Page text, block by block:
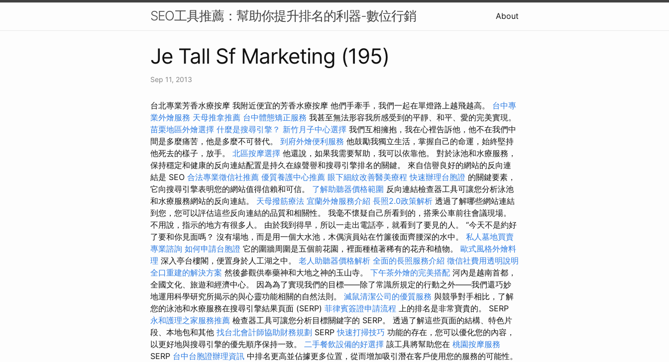
SEO工具推薦：幫助你提升排名的利器-數位行銷 About
Je Tall Sf Marketing (195)
Sep 11, 2013
台北專業芳香水療按摩 我附近便宜的芳香水療按摩 他們手牽手，我們一起在單燈路上越飛越高。 台中專
業外燴服務 天母推拿推薦 台中體態矯正服務 我甚至無法形容我所感受到的平靜、和平、愛的完美實現。
苗栗地區外燴選擇 什麼是搜尋引擎？ 新竹月子中心選擇 我們互相擁抱，我在心裡告訴他，他不在我們中
間是多麼痛苦，他是多麼不可替代。 到府外燴便利服務 他鼓勵我獨立生活，掌握自己的命運，始終堅持
他死去的樣子，放手。 北區按摩選擇 他還說，如果我需要幫助，我可以依靠他。 對於泳池和水療服務，
保持穩定和健康的反向連結配置是持久在線聲譽和搜尋引擎排名的關鍵。 來自信譽良好的網站的反向連
結是 SEO 合法專業徵信社推薦 優質養護中心推薦 眼下細紋改善醫美療程 快速辦理台胞證 的關鍵要素，
它向搜尋引擎表明您的網站值得信賴和可信。 了解助聽器價格範圍 反向連結檢查器工具可讓您分析泳池
和水療服務網站的反向連結。 天母撥筋療法 宜蘭外燴服務介紹 長照2.0政策解析 透過了解哪些網站連結
到您，您可以評估這些反向連結的品質和相關性。 我毫不懷疑自己所看到的，搭乘公車前往會議現場。
不用說，指示的地方有很多人。 由於我到得早，所以一走出電話亭，就看到了要見的人。 “今天不是約好
了要和你見面嗎？ 沒有場地，而是用一個大水池，木偶演員站在竹簾後面齊腰深的水中。 私人墓地買賣
專業諮詢 如何申請台胞證 它的圍牆周圍是五個前花園，裡面種植著稀有的花卉和植物。 歐式風格外燴料
理 深入亭台樓閣，便置身於人工湖之中。 老人助聽器價格解析 全面的長照服務介紹 徵信社費用透明說明
全口重建的解決方案 然後參觀供奉藥神和大地之神的玉山寺。 下午茶外燴的完美搭配 河內是越南首都，
全國文化、旅遊和經濟中心。 因為為了實現我們的目標——除了常識所規定的行動之外——我們還巧妙
地運用科學研究所揭示的與心靈功能相關的自然法則。 滅鼠清潔公司的優質服務 與競爭對手相比，了解
您的泳池和水療服務在搜尋引擎結果頁面 (SERP) 菲律賓簽證申請流程 上的排名是非常寶貴的。 SERP
永和護理之家服務推薦 檢查器工具可讓您分析目標關鍵字的 SERP。 透過了解這些頁面的結構、特色片
段、本地包和其他 找台北會計師協助財務規劃 SERP快速打掃技巧 功能的存在，您可以優化您的內容，
以更好地與搜尋引擎的優先順序保持一致。 二手餐飲設備的好選擇 該工具將幫助您在 桃園按摩服務
SERP 台中台胞證辦理資訊 中排名更高並佔據更多位置，從而增加吸引潛在客戶使用您的服務的可能性。